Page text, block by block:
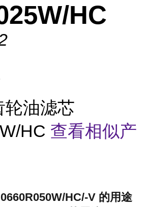
HC
轮油滤芯
HC 查看相似产
HC/-V 的用途